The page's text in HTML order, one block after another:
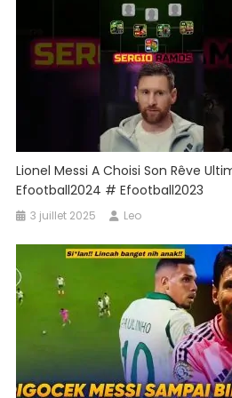
Lionel Messi A Choisi Son Rêve
Efootball2024 # Efootball2023
3 juillet 2025 Leo